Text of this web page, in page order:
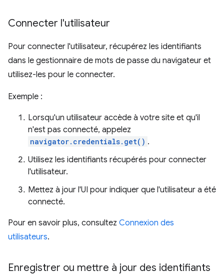
Connecter l'utilisateur
Pour connecter l'utilisateur, récupérez les identifiants
dans le gestionnaire de mots de passe du navigateur et
utilisez-les pour le connecter.
Exemple :
Lorsqu'un utilisateur accède à votre site et qu'il
n'est pas connecté, appelez
navigator.credentials.get() .
Utilisez les identifiants récupérés pour connecter
l'utilisateur.
Mettez à jour l'UI pour indiquer que l'utilisateur a été
connecté.
Pour en savoir plus, consultez Connexion des
utilisateurs.
Enregistrer ou mettre à jour des identifiants